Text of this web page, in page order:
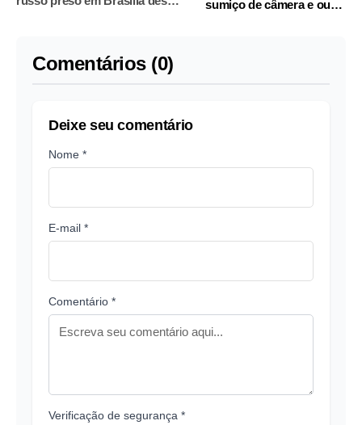
sumiço de câmera e outro
Comentários (0)
Deixe seu comentário
Nome *
E-mail *
Comentário *
Verificação de segurança *